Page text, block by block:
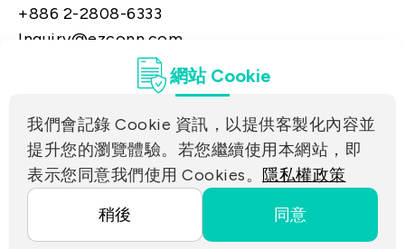
+886 2-2808-6333
Inquiry@ezconn.com
新北市淡水區中正東路2段27-8號13樓
聯絡我們
合作夥伴連結
Copyright ©2025 EZconn Corporation. All RIGHTS
網站 Cookie
我們會記錄 Cookie 資訊，以提供客製化內容並
提升您的瀏覽體驗。若您繼續使用本網站，即
表示您同意我們使用 Cookies。 隱私權政策
稍後
同意